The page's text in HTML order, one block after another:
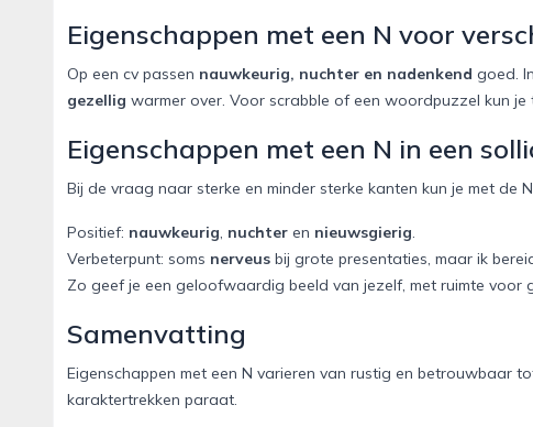
Eigenschappen met een N voor
Op een cv passen nauwkeurig, nuchter en nadenkend goed.
gezellig warmer over. Voor scrabble of een woordpuzzel kun
Eigenschappen met een N in een
Bij de vraag naar sterke en minder sterke kanten kun je met de
Positief: nauwkeurig, nuchter en nieuwsgierig.
Verbeterpunt: soms nerveus bij grote presentaties, maar ik
Zo geef je een geloofwaardig beeld van jezelf, met ruimte voor
Samenvatting
Eigenschappen met een N varieren van rustig en betrouwbaar
karaktertrekken paraat.